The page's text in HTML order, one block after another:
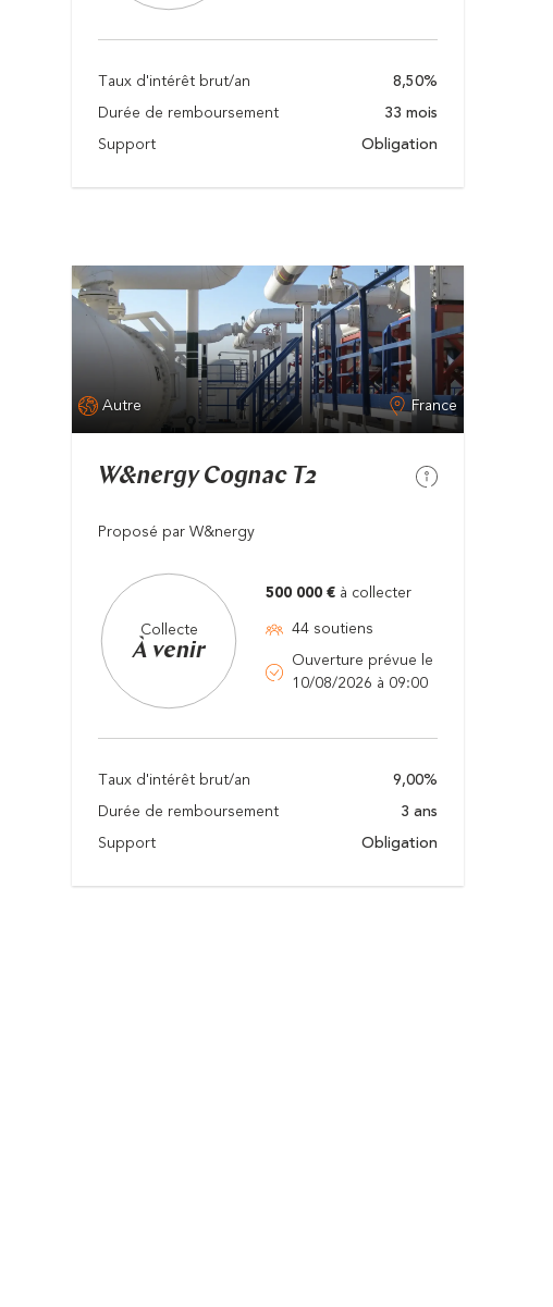
Taux d'intérêt brut/an 8,50%
Durée de remboursement 33 mois
Support Obligation
Autre France
W&nergy Cognac T2
Proposé par W&nergy
Collecte
À venir
500 000 € à collecter
44 soutiens
Ouverture prévue le
10/08/2026 à 09:00
Taux d'intérêt brut/an 9,00%
Durée de remboursement 3 ans
Support Obligation